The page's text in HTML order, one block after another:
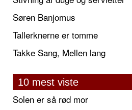
Søren Banjomus
Tallerknerne er tomme
Takke Sang, Mellen lang
10 mest viste
Solen er så rød mor